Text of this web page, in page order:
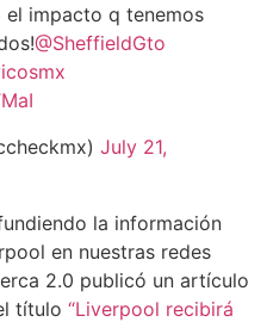
el impacto q tenemos
@SheffieldGto
July 21,
la información
en nuestras redes
2.0 publicó un artículo
título “Liverpool recibirá